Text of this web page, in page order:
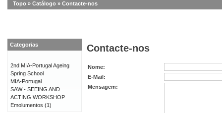
Topo » Catálogo » Contacte-nos
Contacte-nos
Nome:
E-Mail:
Mensagem:
Categorias
2nd MIA-Portugal Ageing
Spring School
MIA-Portugal
SAW - SEEING AND
ACTING WORKSHOP
Emolumentos (1)